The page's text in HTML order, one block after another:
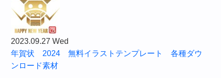
2023.09.27 Wed
年賀状 2024 無料イラストテンプレート 各種ダウ
ンロード素材